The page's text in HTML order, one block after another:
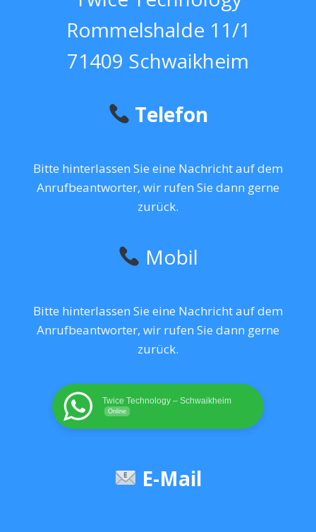
Rommelshalde 11/1
71409 Schwaikheim
Telefon
Bitte hinterlassen Sie eine Nachricht auf dem
Anrufbeantworter, wir rufen Sie dann gerne
zurück.
Mobil
Bitte hinterlassen Sie eine Nachricht auf dem
Anrufbeantworter, wir rufen Sie dann gerne
zurück.
Twice Technology – Schwaikheim
Online
E-Mail